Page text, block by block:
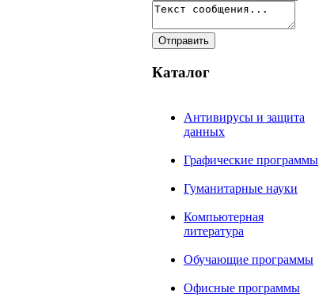
Каталог
Антивирусы и защита
данных
Графические программы
Гуманитарные науки
Компьютерная
литература
Обучающие программы
Офисные программы